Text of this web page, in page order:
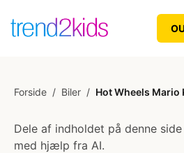
Forside / Biler / Hot Wheels Mario
Dele af indholdet på denne
med hjælp fra AI.